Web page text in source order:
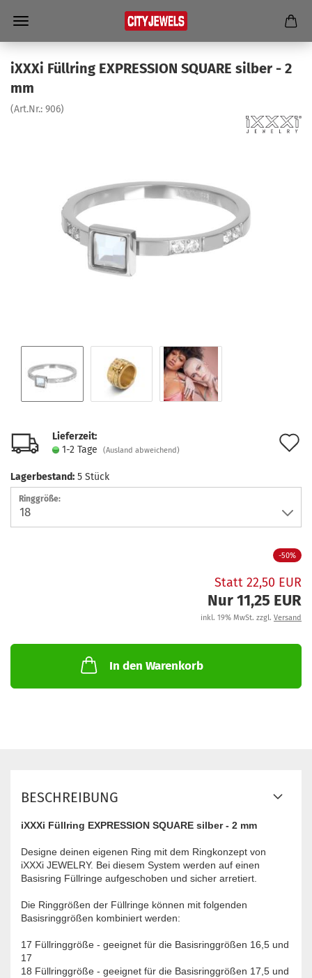
iXXXi Füll­ring EX­PRES­SI­ON SQUA­RE sil­ber - 2
mm
(Art.Nr.: 906)
Lieferzeit:
1-2 Tage
(Ausland abweichend)
Lagerbestand: 5 Stück
Ringgröße:
-50%
Statt 22,50 EUR
Nur 11,25 EUR
inkl. 19% MwSt. zzgl. Versand
In den Warenkorb
BESCHREIBUNG
iXXXi Füllring EXPRESSION SQUARE silber - 2 mm
Designe deinen eigenen Ring mit dem Ringkonzept von
iXXXi JEWELRY. Bei diesem System werden auf einen
Basisring Füllringe aufgeschoben und sicher arretiert.
Die Ringgrößen der Füllringe können mit folgenden
Basisringgrößen kombiniert werden:
17 Füllringgröße - geeignet für die Basisringgrößen 16,5 und
17
18 Füllringgröße - geeignet für die Basisringgrößen 17,5 und